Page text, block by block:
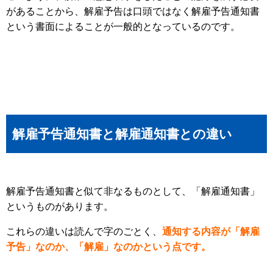
があることから、解雇予告は口頭ではなく解雇予告通知書
という書面によることが一般的となっているのです。
解雇予告通知書と解雇通知書との違い
解雇予告通知書と似て非なるものとして、「解雇通知書」
というものがあります。
これらの違いは読んで字のごとく、 通知する内容が「解雇
予告」なのか、「解雇」なのかという点です。